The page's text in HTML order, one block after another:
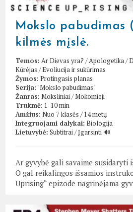
Mokslo pabudimas
kilmės mįslė.
Temos: Ar Dievas yra? /Apologetika/
Kūrėjas /Evoliucija ir sukūrimas
Žymos: Protingasis planas
Serija: "Mokslo pabudimas"
Žanras: Moksliniai/Mokomieji
Trukmė: 1-10 min
Amžius: Nuo 7 klasės / 14 metų
Integruojami dalykai: Biologija
Lietuvybė: Subtitrai/Įgarsinti 🔊
Ar gyvybė gali savaime susidaryti
O gal reikalingos išsamios
Uprising“ epizode nagrinėjama